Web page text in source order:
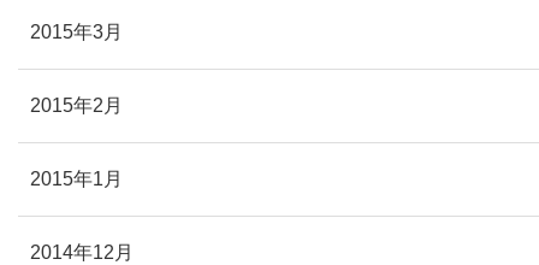
2015年3月
2015年2月
2015年1月
2014年12月